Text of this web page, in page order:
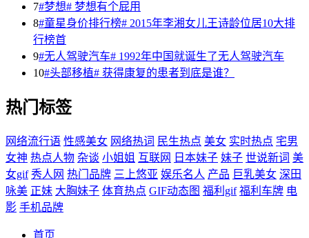
7#梦想# 梦想有个屁用
8#童星身价排行榜# 2015年李湘女儿王诗龄位居10大排
行榜首
9#无人驾驶汽车# 1992年中国就诞生了无人驾驶汽车
10#头部移植# 获得康复的患者到底是谁？
热门标签
网络流行语 性感美女 网络热词 民生热点 美女 实时热点 宅男
女神 热点人物 杂谈 小姐姐 互联网 日本妹子 妹子 世说新词 美
女gif 秀人网 热门品牌 三上悠亚 娱乐名人 产品 巨乳美女 深田
咏美 正妹 大胸妹子 体育热点 GIF动态图 福利gif 福利车牌 电
影 手机品牌
首页